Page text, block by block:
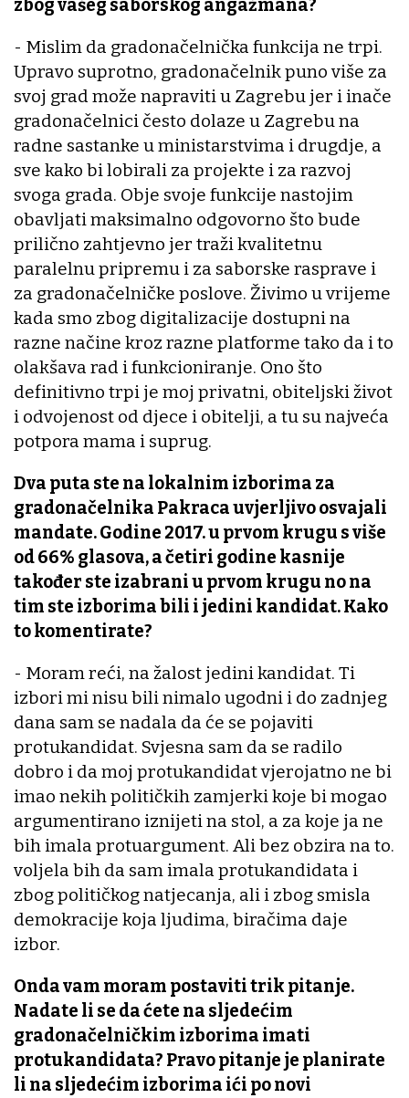
zbog vašeg saborskog angažmana?
- Mislim da gradonačelnička funkcija ne trpi.
Upravo suprotno, gradonačelnik puno više za
svoj grad može napraviti u Zagrebu jer i inače
gradonačelnici često dolaze u Zagrebu na
radne sastanke u ministarstvima i drugdje, a
sve kako bi lobirali za projekte i za razvoj
svoga grada. Obje svoje funkcije nastojim
obavljati maksimalno odgovorno što bude
prilično zahtjevno jer traži kvalitetnu
paralelnu pripremu i za saborske rasprave i
za gradonačelničke poslove. Živimo u vrijeme
kada smo zbog digitalizacije dostupni na
razne načine kroz razne platforme tako da i to
olakšava rad i funkcioniranje. Ono što
definitivno trpi je moj privatni, obiteljski život
i odvojenost od djece i obitelji, a tu su najveća
potpora mama i suprug.
Dva puta ste na lokalnim izborima za
gradonačelnika Pakraca uvjerljivo osvajali
mandate. Godine 2017. u prvom krugu s više
od 66% glasova, a četiri godine kasnije
također ste izabrani u prvom krugu no na
tim ste izborima bili i jedini kandidat. Kako
to komentirate?
- Moram reći, na žalost jedini kandidat. Ti
izbori mi nisu bili nimalo ugodni i do zadnjeg
dana sam se nadala da će se pojaviti
protukandidat. Svjesna sam da se radilo
dobro i da moj protukandidat vjerojatno ne bi
imao nekih političkih zamjerki koje bi mogao
argumentirano iznijeti na stol, a za koje ja ne
bih imala protuargument. Ali bez obzira na to.
voljela bih da sam imala protukandidata i
zbog političkog natjecanja, ali i zbog smisla
demokracije koja ljudima, biračima daje
izbor.
Onda vam moram postaviti trik pitanje.
Nadate li se da ćete na sljedećim
gradonačelničkim izborima imati
protukandidata? Pravo pitanje je planirate
li na sljedećim izborima ići po novi